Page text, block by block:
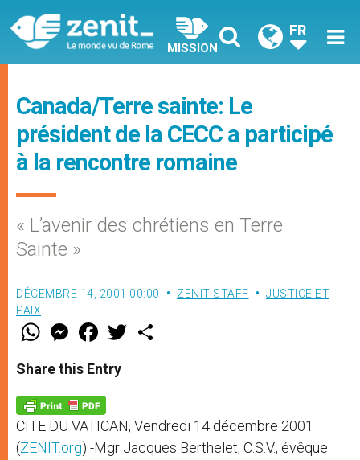
MISSION
FR
Canada/Terre sainte: Le
président de la CECC a participé
à la rencontre romaine
« L’avenir des chrétiens en Terre
Sainte »
DÉCEMBRE 14, 2001 00:00 ZENIT STAFF
JUSTICE ET
PAIX
W
t
s
p
p
M
e
s
e
g
e
r
F
a
e
b
o
k
w
Share this Entry
CITE DU VATICAN, Vendredi 14 décembre 2001
(ZENIT.org) -Mgr Jacques Berthelet, C.S.V., évêque